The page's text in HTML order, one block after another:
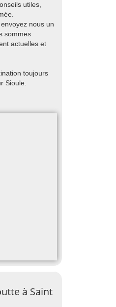
utiles,
nous un
sommes
actuelles et
toujours
Sioule.
à Saint